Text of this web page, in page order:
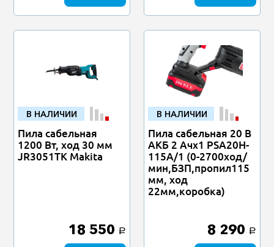
В НАЛИЧИИ
Пила сабельная
1200 Вт, ход 30 мм
JR3051TK Makita
18 550 a
В НАЛИЧИИ
Пила сабельная 20 В
АКБ 2 Ачх1 PSA20H-
115A/1 (0-2700ход/
мин,БЗП,пропил115
мм, ход
22мм,коробка)
8 290 a